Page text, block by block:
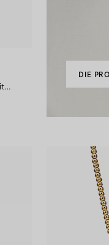
Gliederhalskette in abgestuftem Design in Gelbgold mit Süßwasserperlen
DIE